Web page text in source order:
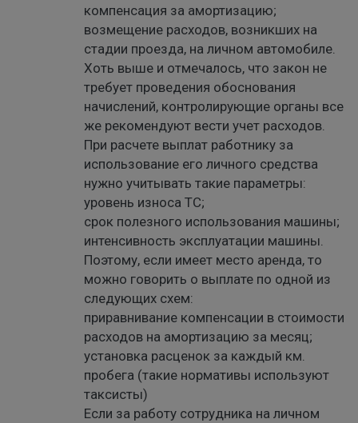
компенсация за амортизацию;
возмещение расходов, возникших на
стадии проезда, на личном автомобиле.
Хоть выше и отмечалось, что закон не
требует проведения обоснования
начислений, контролирующие органы все
же рекомендуют вести учет расходов.
При расчете выплат работнику за
использование его личного средства
нужно учитывать такие параметры:
уровень износа ТС;
срок полезного использования машины;
интенсивность эксплуатации машины.
Поэтому, если имеет место аренда, то
можно говорить о выплате по одной из
следующих схем:
приравнивание компенсации в стоимости
расходов на амортизацию за месяц;
установка расценок за каждый км.
пробега (такие нормативы используют
таксисты)
Если за работу сотрудника на личном